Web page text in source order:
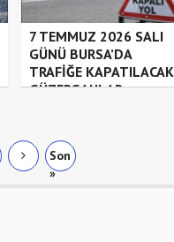
7 TEMMUZ 2026 SALI
GÜNÜ BURSA’DA
TRAFİĞE KAPATILACAK
GÜZERGAHLAR
Son
»